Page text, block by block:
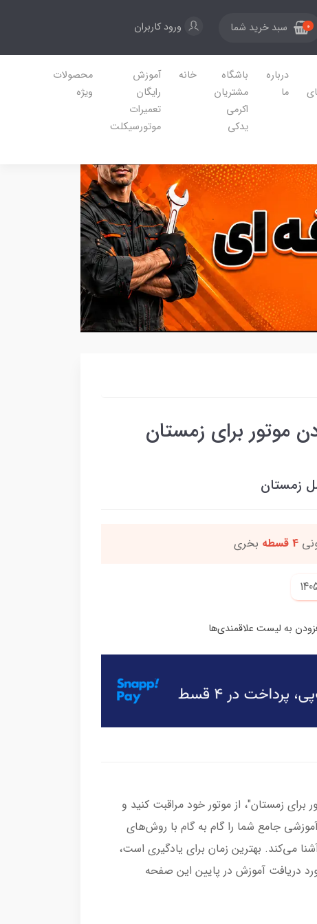
0 سبد خرید شما ورود کاربران
درباره
ما
باشگاه
مشتریان
اکرمی
یدکی
خانه
آموزش
رایگان
تعمیرات
موتورسیکلت
محصولات
ویژه
موتور برای زمستان
زمستان
موجودمیباشد
برای زمستان"، از موتور خود مراقبت کنید و
جامع شما را گام به گام با روش‌های
می‌کند. بهترین زمان برای یادگیری است،
دریافت آموزش در پایین این صفحه